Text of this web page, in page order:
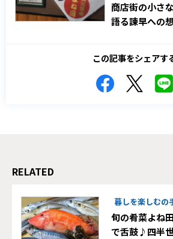
商店街の小さ
語る諫早への
この記事をシェアす
RELATED
暮しを楽しむの
旬の肴菜よね
で舌鼓♪四半